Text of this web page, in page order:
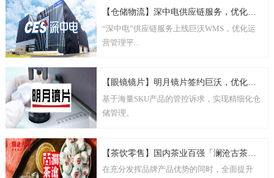
【仓储物流】深中电供应链服务，优化仓储物流体系管理平台
“深中电”供应链服务上线巨沃WMS，优化运
营管理平...
【眼镜镜片】明月镜片签约巨沃，优化仓配体系，持续引领行业升级
基于海量SKU产品的管控诉求，实现精细化仓
储管理。
在充分发挥品牌产品优势的同时，全面提升